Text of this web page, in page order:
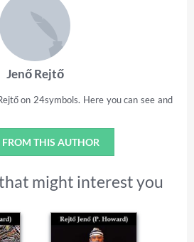
Jenő Rejtő
on 24symbols. Here you can see and
FROM THIS AUTHOR
might interest you